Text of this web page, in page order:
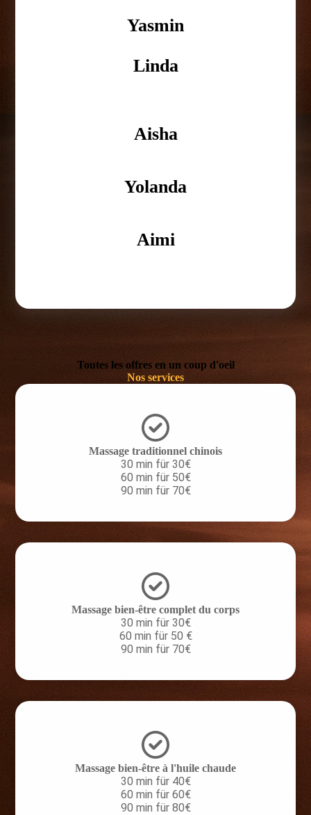
Yasmin
Linda
Aisha
Yolanda
Aimi
Toutes les offres en un coup d'oeil
Nos services
Massage traditionnel chinois
30 min für 30€
60 min für 50€
90 min für 70€
Massage bien-être complet du corps
30 min für 30€
60 min für 50 €
90 min für 70€
Massage bien-être à l'huile chaude
30 min für 40€
60 min für 60€
90 min für 80€